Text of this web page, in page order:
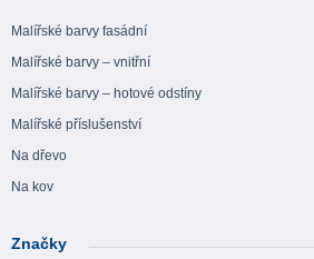
Malířské barvy fasádní
Malířské barvy – vnitřní
Malířské barvy – hotové odstíny
Malířské příslušenství
Na dřevo
Na kov
Značky